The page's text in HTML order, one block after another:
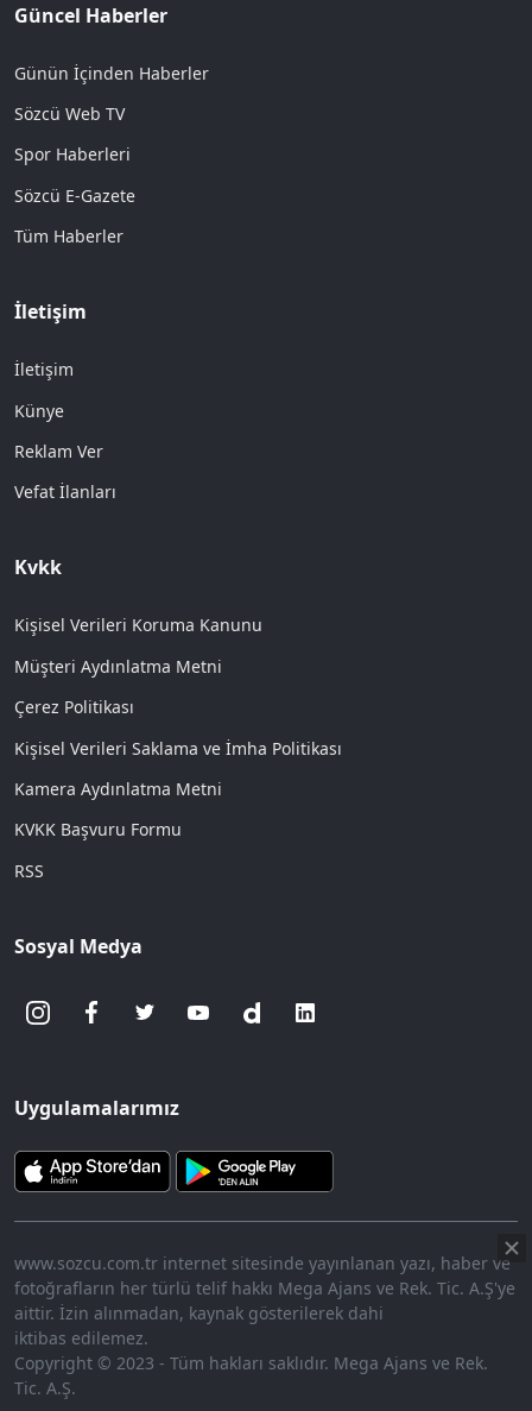
Güncel Haberler
Günün İçinden Haberler
Sözcü Web TV
Spor Haberleri
Sözcü E-Gazete
Tüm Haberler
İletişim
İletişim
Künye
Reklam Ver
Vefat İlanları
Kvkk
Kişisel Verileri Koruma Kanunu
Müşteri Aydınlatma Metni
Çerez Politikası
Kişisel Verileri Saklama ve İmha Politikası
Kamera Aydınlatma Metni
KVKK Başvuru Formu
RSS
Sosyal Medya
Uygulamalarımız
www.sozcu.com.tr internet sitesinde yayınlanan yazı, haber ve
fotoğrafların her türlü telif hakkı Mega Ajans ve Rek. Tic. A.Ş'ye
aittir. İzin alınmadan, kaynak gösterilerek dahi
iktibas edilemez.
Copyright © 2023 - Tüm hakları saklıdır. Mega Ajans ve Rek.
Tic. A.Ş.